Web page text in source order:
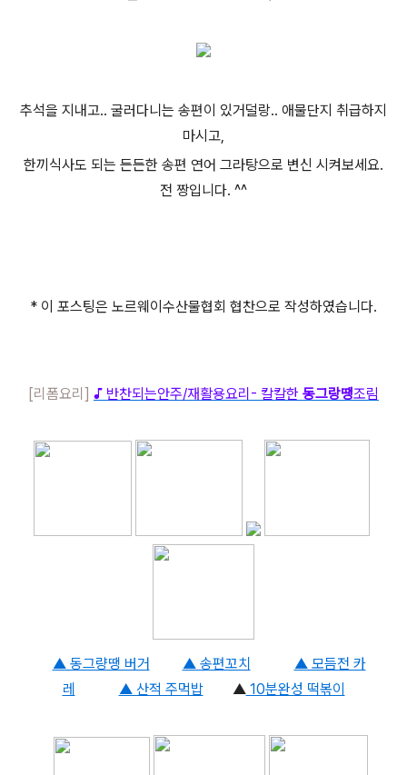
추석을 지내고.. 굴러다니는 송편이 있거덜랑.. 애물단지 취급하지
마시고,
한끼식사도 되는 든든한 송편 연어 그라탕으로 변신 시켜보세요.
전 짱입니다. ^^
* 이 포스팅은 노르웨이수산물협회 협찬으로 작성하였습니다.
[리폼요리] ♪ 반찬되는안주/재활용요리- 칼칼한 동그랑땡조림
▲ 동그량땡 버거 ▲ 송편꼬치
▲ 모듬전 카
레
▲ 산적 주먹밥▲10분완성 떡볶이